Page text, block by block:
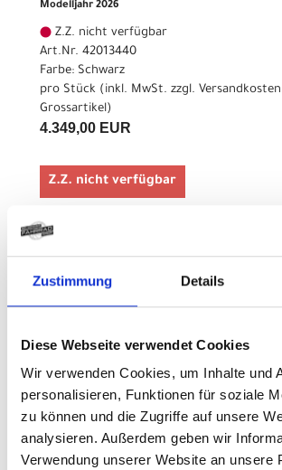
Zustimmung Details
Diese Webseite verwendet Cookies
Wir verwenden Cookies, um Inhalte und
personalisieren, Funktionen für soziale
zu können und die Zugriffe auf unsere
analysieren. Außerdem geben wir
Verwendung unserer Website an unsere
Modelljahr 2026
Z.Z. nicht verfügbar
Art.Nr. 42013440
Farbe: Schwarz
pro Stück (inkl. MwSt. zzgl.
Grossartikel)
4.349,00 EUR
Z.Z. nicht verfügbar
CENTURION
R1000 EQ S 29"
Schwarz
Z.Z. nicht verfügbar
Art.Nr. 42013445
Farbe: Schwarz
Grossartikel)
4.149,00 EUR